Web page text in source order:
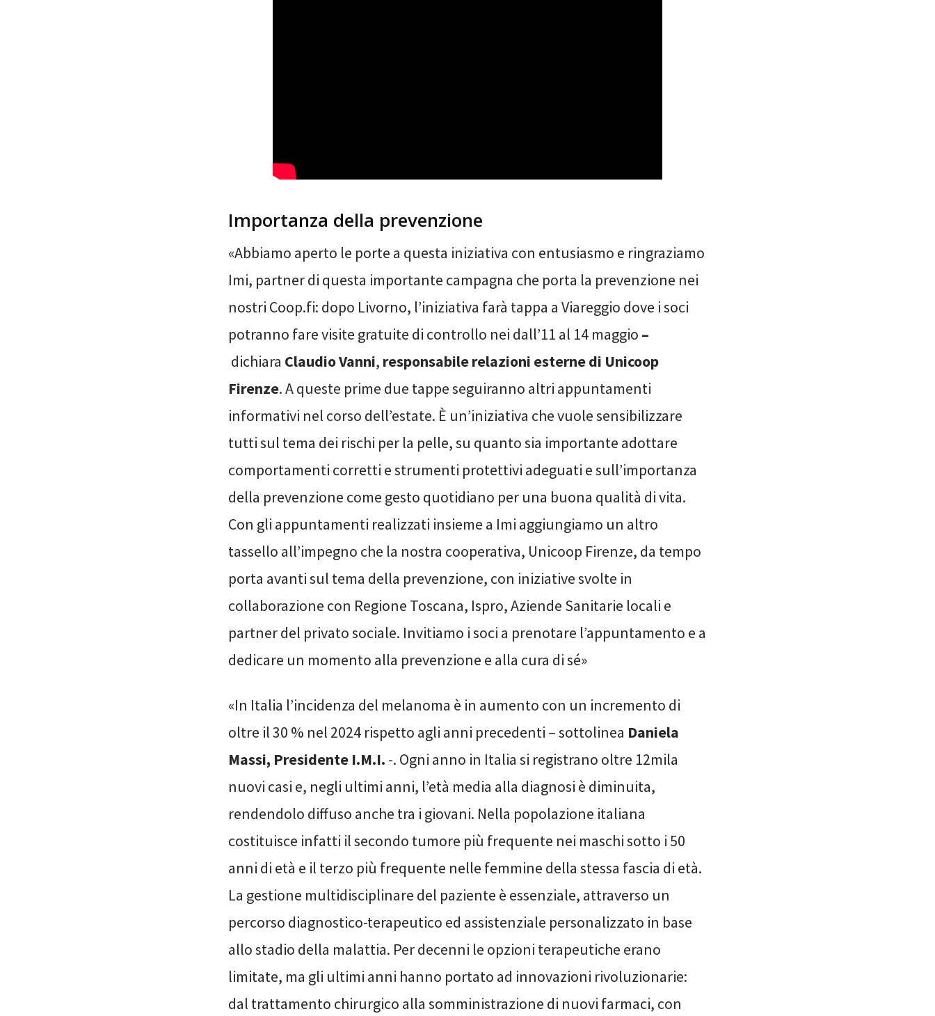
Importanza della prevenzione
«Abbiamo aperto le porte a questa iniziativa con entusiasmo e ringraziamo
Imi, partner di questa importante campagna che porta la prevenzione nei
nostri Coop.fi: dopo Livorno, l’iniziativa farà tappa a Viareggio dove i soci
potranno fare visite gratuite di controllo nei dall’11 al 14 maggio –
dichiara Claudio Vanni, responsabile relazioni esterne di Unicoop
Firenze. A queste prime due tappe seguiranno altri appuntamenti
informativi nel corso dell’estate. È un’iniziativa che vuole sensibilizzare
tutti sul tema dei rischi per la pelle, su quanto sia importante adottare
comportamenti corretti e strumenti protettivi adeguati e sull’importanza
della prevenzione come gesto quotidiano per una buona qualità di vita.
Con gli appuntamenti realizzati insieme a Imi aggiungiamo un altro
tassello all’impegno che la nostra cooperativa, Unicoop Firenze, da tempo
porta avanti sul tema della prevenzione, con iniziative svolte in
collaborazione con Regione Toscana, Ispro, Aziende Sanitarie locali e
partner del privato sociale. Invitiamo i soci a prenotare l’appuntamento e a
dedicare un momento alla prevenzione e alla cura di sé»
«In Italia l’incidenza del melanoma è in aumento con un incremento di
oltre il 30 % nel 2024 rispetto agli anni precedenti – sottolinea Daniela
Massi, Presidente I.M.I. -. Ogni anno in Italia si registrano oltre 12mila
nuovi casi e, negli ultimi anni, l’età media alla diagnosi è diminuita,
rendendolo diffuso anche tra i giovani. Nella popolazione italiana
costituisce infatti il secondo tumore più frequente nei maschi sotto i 50
anni di età e il terzo più frequente nelle femmine della stessa fascia di età.
La gestione multidisciplinare del paziente è essenziale, attraverso un
percorso diagnostico-terapeutico ed assistenziale personalizzato in base
allo stadio della malattia. Per decenni le opzioni terapeutiche erano
limitate, ma gli ultimi anni hanno portato ad innovazioni rivoluzionarie:
dal trattamento chirurgico alla somministrazione di nuovi farmaci, con